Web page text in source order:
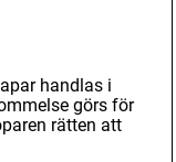
handlas i
görs för
rätten att